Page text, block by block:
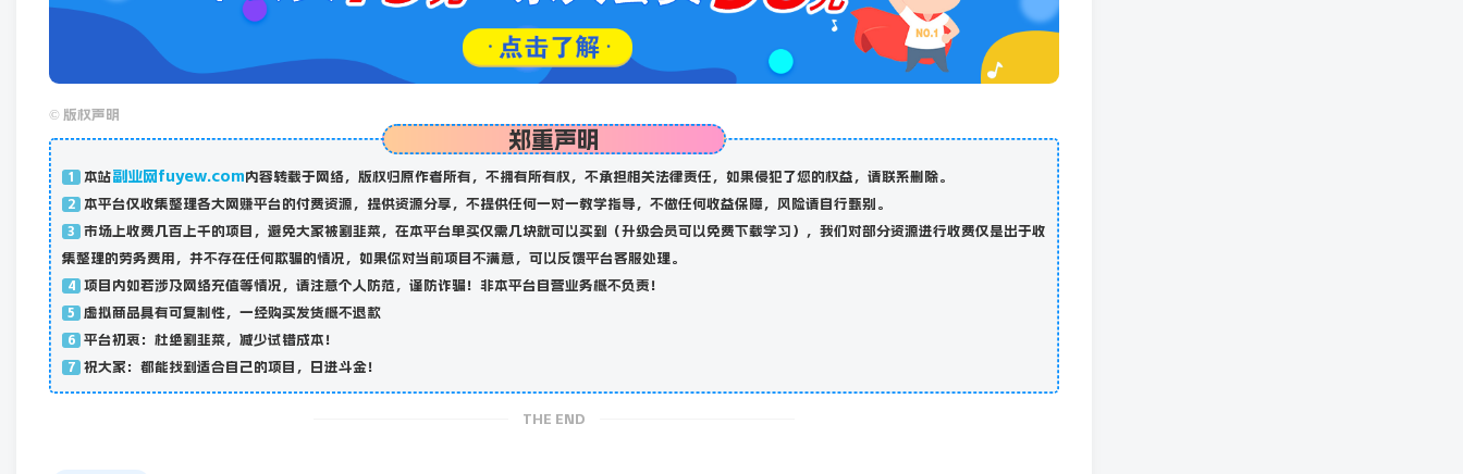
© 版权声明
郑重声明
1 本站副业网fuyew.com内容转载于网络，版权归原作者所有，不拥有所有权，不承担相关法律责任，如果侵犯了您的权益，请联系删除。
2 本平台仅收集整理各大网赚平台的付费资源，提供资源分享，不提供任何一对一教学指导，不做任何收益保障，风险请自行甄别。
3
市场上收费几百上千的项目，避免大家被割韭菜，在本平台单买仅需几块就可以买到（升级会员可以免费下载学习），我们对部分资源进行收费仅是出于收
集整理的劳务费用，并不存在任何欺骗的情况，如果你对当前项目不满意，可以反馈平台客服处理。
4 项目内如若涉及网络充值等情况，请注意个人防范，谨防诈骗！非本平台自营业务概不负责！
5 虚拟商品具有可复制性，一经购买发货概不退款
6 平台初衷：杜绝割韭菜，减少试错成本！
7 祝大家：都能找到适合自己的项目，日进斗金！
THE END